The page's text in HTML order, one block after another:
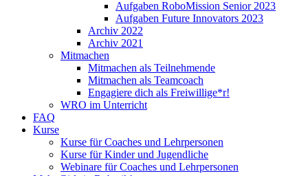
Aufgaben RoboMission Senior 2023
Aufgaben Future Innovators 2023
Archiv 2022
Archiv 2021
Mitmachen
Mitmachen als Teilnehmende
Mitmachen als Teamcoach
Engagiere dich als Freiwillige*r!
WRO im Unterricht
FAQ
Kurse
Kurse für Coaches und Lehrpersonen
Kurse für Kinder und Jugendliche
Webinare für Coaches und Lehrpersonen